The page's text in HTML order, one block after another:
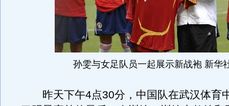
孙雯与女足队员一起展示新战袍 新华
昨天下午4点30分，中国队在武汉体育